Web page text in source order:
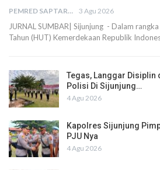
PEMRED SAPTARIUS 3 Agu 2026
JURNAL SUMBAR| Sijunjung - Dalam
Tahun (HUT) Kemerdekaan Republik
Tegas, Langgar Disiplin
Polisi Di Sijunjung…
4 Agu 2026
Kapolres Sijunjung
PJU Nya
4 Agu 2026